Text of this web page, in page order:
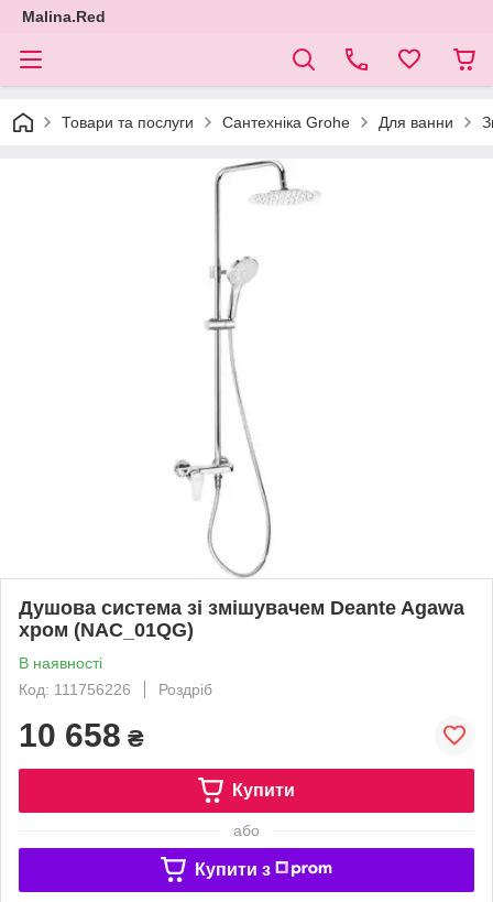
Malina.Red
Товари та послуги Сантехніка Grohe Для ванни
Душова система зі змішувачем Deante Agawa
хром (NAC_01QG)
В наявності
Код: 111756226
Роздріб
10 658 ₴
Купити
або
Купити з